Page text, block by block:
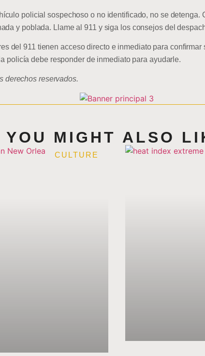
policial sospechoso o no identificado, no se
y poblada. Llame al 911 y siga los consejos del
del 911 tienen acceso directo e inmediato para
policía debe responder de inmediato para ayudarle.
derechos reservados.
YOU MIGHT ALSO
CULTURE